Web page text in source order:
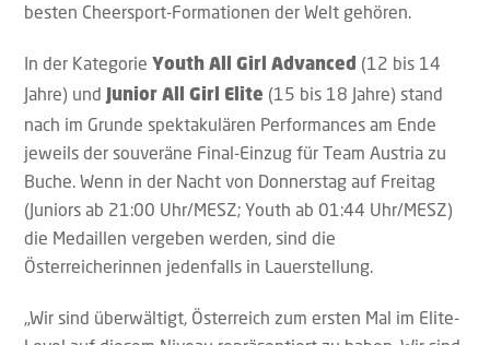
besten Cheersport-Formationen der Welt gehören.
In der KategorieYouth All Girl Advanced (12 bis 14
Jahre) und
Junior All Girl Elite (15 bis 18 Jahre) stand
nach im Grunde spektakulären Performances am Ende
jeweils der souveräne Final-Einzug für Team Austria zu
Buche. Wenn in der Nacht von Donnerstag auf Freitag
(Juniors ab 21:00 Uhr/MESZ; Youth ab 01:44 Uhr/MESZ)
die Medaillen vergeben werden, sind die
Österreicherinnen jedenfalls in Lauerstellung.
„Wir sind überwältigt, Österreich zum ersten Mal im Elite-